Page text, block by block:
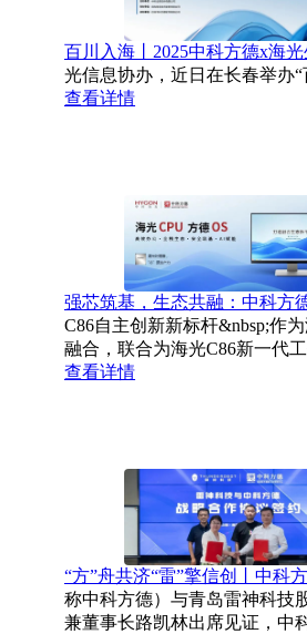
百川入海丨2025中科方德x海
光信息协办，近日在长春举办
查看详情
强芯筑基，生态共融：中科方
C86自主创新新标杆&nbsp;作
融合，联合为海光C86新一代
查看详情
“方”舟共济“雷”擎信创丨中科
称中科方德）与青岛雷神科技
兼董事长路凯林出席见证，中